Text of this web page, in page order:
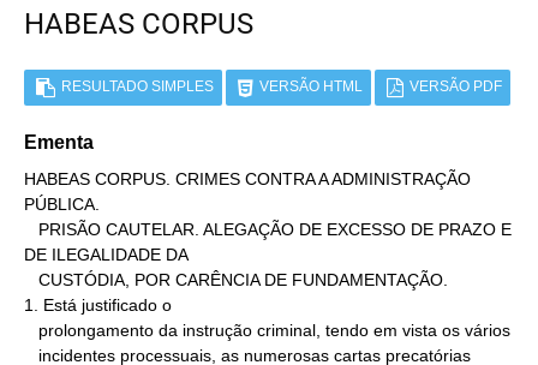
HABEAS CORPUS
RESULTADO SIMPLES VERSÃO HTML VERSÃO PDF
Ementa
HABEAS CORPUS. CRIMES CONTRA A ADMINISTRAÇÃO
PÚBLICA.
DE ILEGALIDADE DA
1. Está justificado o